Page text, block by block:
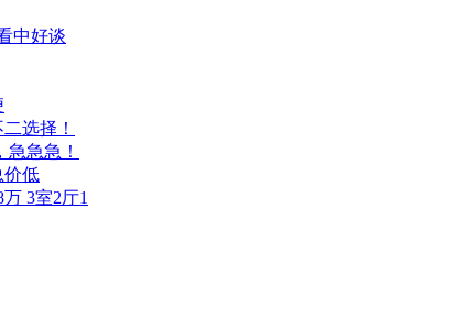
中好谈
选择！
急急！
价低
3室2厅1